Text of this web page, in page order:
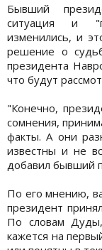
Бывший
ситуация и
изменились, и
решение о
президента
что будут
"Конечно,
сомнения,
факты. А они
известны и не
добавил бывший
По его мнению,
президент
По словам
кажется на